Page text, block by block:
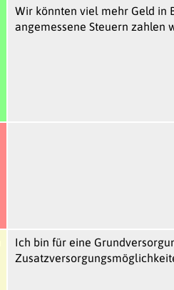
Wir könnten viel mehr Geld in
angemessene Steuern zahlen
Ich bin für eine